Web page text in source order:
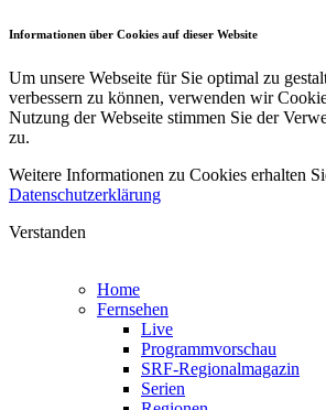
Informationen über Cookies auf dieser Website
Um unsere Webseite für Sie optimal zu
verbessern zu können, verwenden wir
Nutzung der Webseite stimmen Sie der
zu.
Weitere Informationen zu Cookies erhalten
Datenschutzerklärung
Verstanden
Home
Fernsehen
Live
Programmvorschau
SRF-Regionalmagazin
Serien